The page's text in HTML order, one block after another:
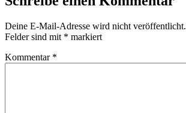
Deine E-Mail-Adresse wird nicht veröffentlicht.
Felder sind mit * markiert
Kommentar *